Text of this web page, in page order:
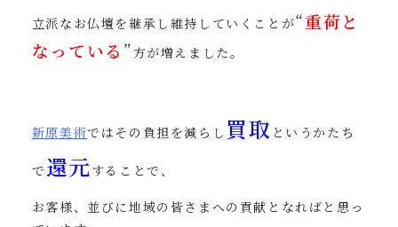
立派なお仏壇を継承し維持していくことが“重荷と
なっている ”方が増えました。
新原美術ではその負担を減らし 買取 というかたち
で 還元することで、
お客様、並びに地域の皆さまへの貢献となればと思っ